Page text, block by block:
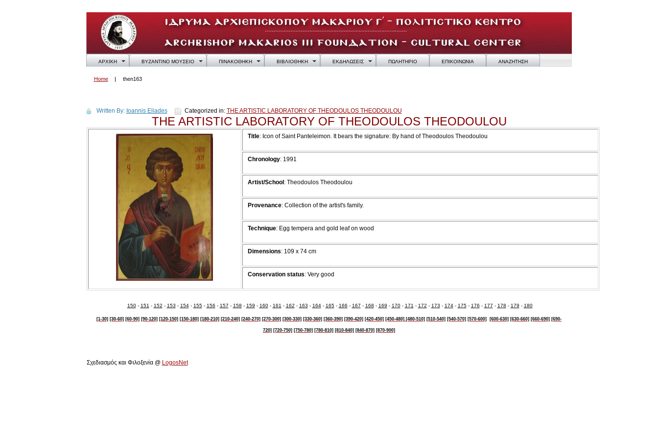
ΑΡΧΙΚΗ ΒΥΖΑΝΤΙΝΟ ΜΟΥΣΕΙΟ ΠΙΝΑΚΟΘΗΚΗ ΒΙΒΛΙΟΘΗΚΗ ΕΚΔΗΛΩΣΕΙΣ ΠΩΛΗΤΗΡΙΟ ΕΠΙΚΟΙΝΩΝΙΑ ΑΝΑΖΗΤΗΣΗ
Home then163
Written By: Ioannis Eliades Categorized in: THE ARTISTIC LABORATORY OF THEODOULOS THEODOULOU
THE ARTISTIC LABORATORY OF THEODOULOS THEODOULOU
Title:Icon of Saint Panteleimon. It bears the signature: By hand of Theodoulos Theodoulou
Chronology:1991
Artist/School : Theodoulos Theodoulou
Provenance: Collection of the artist's family.
Technique: Egg tempera and gold leaf on wood
Dimensions:109 x 74 cm
Conservation status: Very good
150- 151 - 152 - 153 - 154- 155- 156 - 157 - 158 - 159 - 160- 161 - 162 - 163 - 164- 165- 166 - 167 - 168 - 169 - 170- 171 - 172 - 173 - 174- 175- 176 - 177 - 178 - 179 - 180
[1-30] [30-60] [60-90] [90-120] [120-150] [150-180] [180-210] [210-240] [240-270] [270-300] [300-330] [330-360] [360-390] [390-420] [420-450] [450-480] [480-510] [510-540] [540-570] [570-600] [600-630] [630-660] [660-690] [690-
720] [720-750] [750-780] [780-810] [810-840] [840-870] [870-900]
Σχεδιασμός και Φιλοξενία @ LogosNet